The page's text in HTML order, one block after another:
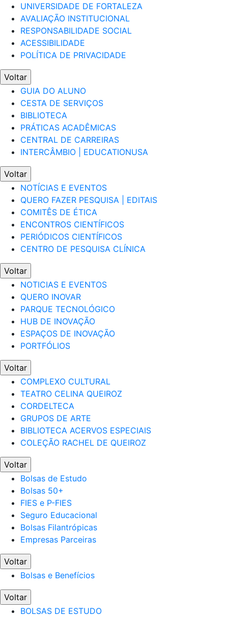
UNIVERSIDADE DE FORTALEZA
AVALIAÇÃO INSTITUCIONAL
RESPONSABILIDADE SOCIAL
ACESSIBILIDADE
POLÍTICA DE PRIVACIDADE
Voltar
GUIA DO ALUNO
CESTA DE SERVIÇOS
BIBLIOTECA
PRÁTICAS ACADÊMICAS
CENTRAL DE CARREIRAS
INTERCÂMBIO | EDUCATIONUSA
Voltar
NOTÍCIAS E EVENTOS
QUERO FAZER PESQUISA | EDITAIS
COMITÊS DE ÉTICA
ENCONTROS CIENTÍFICOS
PERIÓDICOS CIENTÍFICOS
CENTRO DE PESQUISA CLÍNICA
Voltar
NOTICIAS E EVENTOS
QUERO INOVAR
PARQUE TECNOLÓGICO
HUB DE INOVAÇÃO
ESPAÇOS DE INOVAÇÃO
PORTFÓLIOS
Voltar
COMPLEXO CULTURAL
TEATRO CELINA QUEIROZ
CORDELTECA
GRUPOS DE ARTE
BIBLIOTECA ACERVOS ESPECIAIS
COLEÇÃO RACHEL DE QUEIROZ
Voltar
Bolsas de Estudo
Bolsas 50+
FIES e P-FIES
Seguro Educacional
Bolsas Filantrópicas
Empresas Parceiras
Voltar
Bolsas e Benefícios
Voltar
BOLSAS DE ESTUDO